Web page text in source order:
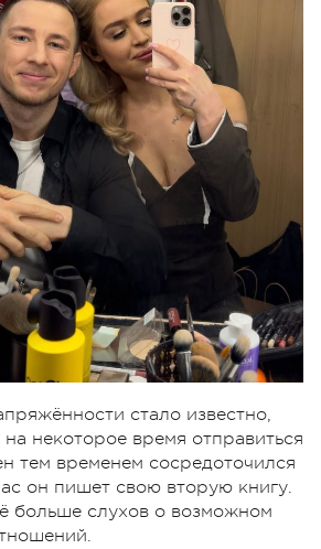
стало известно,
некоторое время отправиться
тем временем сосредоточился
он пишет свою вторую книгу.
больше слухов о возможном